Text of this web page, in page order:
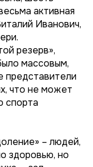
активная
Иванович,
резерв»,
массовым,
представители
что не может
спорта
– людей,
здоровью, но